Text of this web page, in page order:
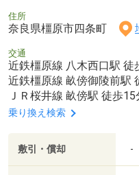
住所
奈良県橿原市四条町
交通
近鉄橿原線 八木西口駅 徒
近鉄橿原線 畝傍御陵前駅
ＪＲ桜井線 畝傍駅 徒歩15
乗り換え検索
敷引・償却 -